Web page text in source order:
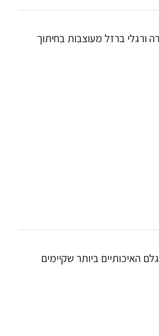
ורגלי ברזל מעוצבות בחיתוך
האיכותיים ביותר שקיימים